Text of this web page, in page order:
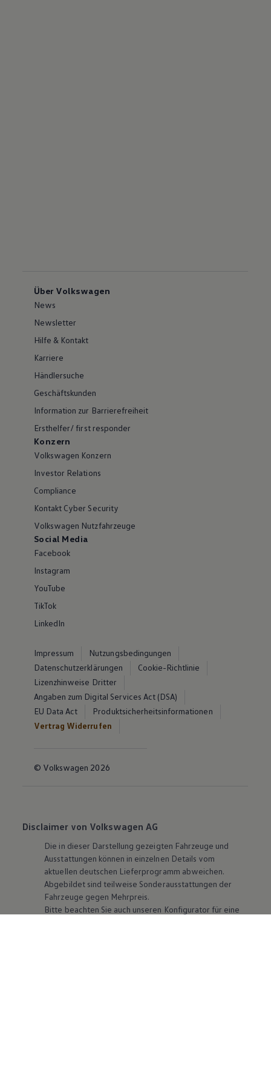
Über Volkswagen
News
Newsletter
Hilfe & Kontakt
Karriere
Händlersuche
Geschäftskunden
Information zur Barrierefreiheit
Ersthelfer/ first responder
Konzern
Volkswagen Konzern
Investor Relations
Compliance
Kontakt Cyber Security
Volkswagen Nutzfahrzeuge
Social Media
Facebook
Instagram
YouTube
TikTok
LinkedIn
Impressum
Nutzungsbedingungen
Datenschutzerklärungen
Cookie-Richtlinie
Lizenzhinweise Dritter
Angaben zum Digital Services Act (DSA)
EU Data Act
Produktsicherheitsinformationen
Vertrag Widerrufen
© Volkswagen 2026
Disclaimer von Volkswagen AG
Die in dieser Darstellung gezeigten Fahrzeuge und
Ausstattungen können in einzelnen Details vom
aktuellen deutschen Lieferprogramm abweichen.
Abgebildet sind teilweise Sonderausstattungen der
Fahrzeuge gegen Mehrpreis.
Bitte beachten Sie auch unseren Konfigurator für eine